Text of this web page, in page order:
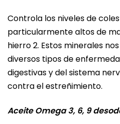
Controla los niveles de
particularmente altos de
hierro 2. Estos minerales
diversos tipos de
digestivas y del sistema
contra el estreñimiento.
Aceite Omega 3, 6, 9